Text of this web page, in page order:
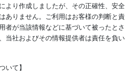
より作成しましたが、その正確性、安全
ありません。ご利用はお客様の判断と責
者が当該情報などに基づいて被ったとさ
当社およびその情報提供者は責任を負い
いて】